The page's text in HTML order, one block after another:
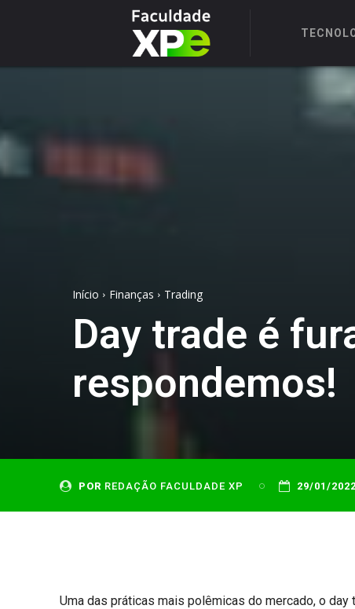
Início Finanças Trading
Day trade é
respondemos!
POR REDAÇÃO FACULDADE XP 29/01/2022
Uma das práticas mais polêmicas do mercado, o